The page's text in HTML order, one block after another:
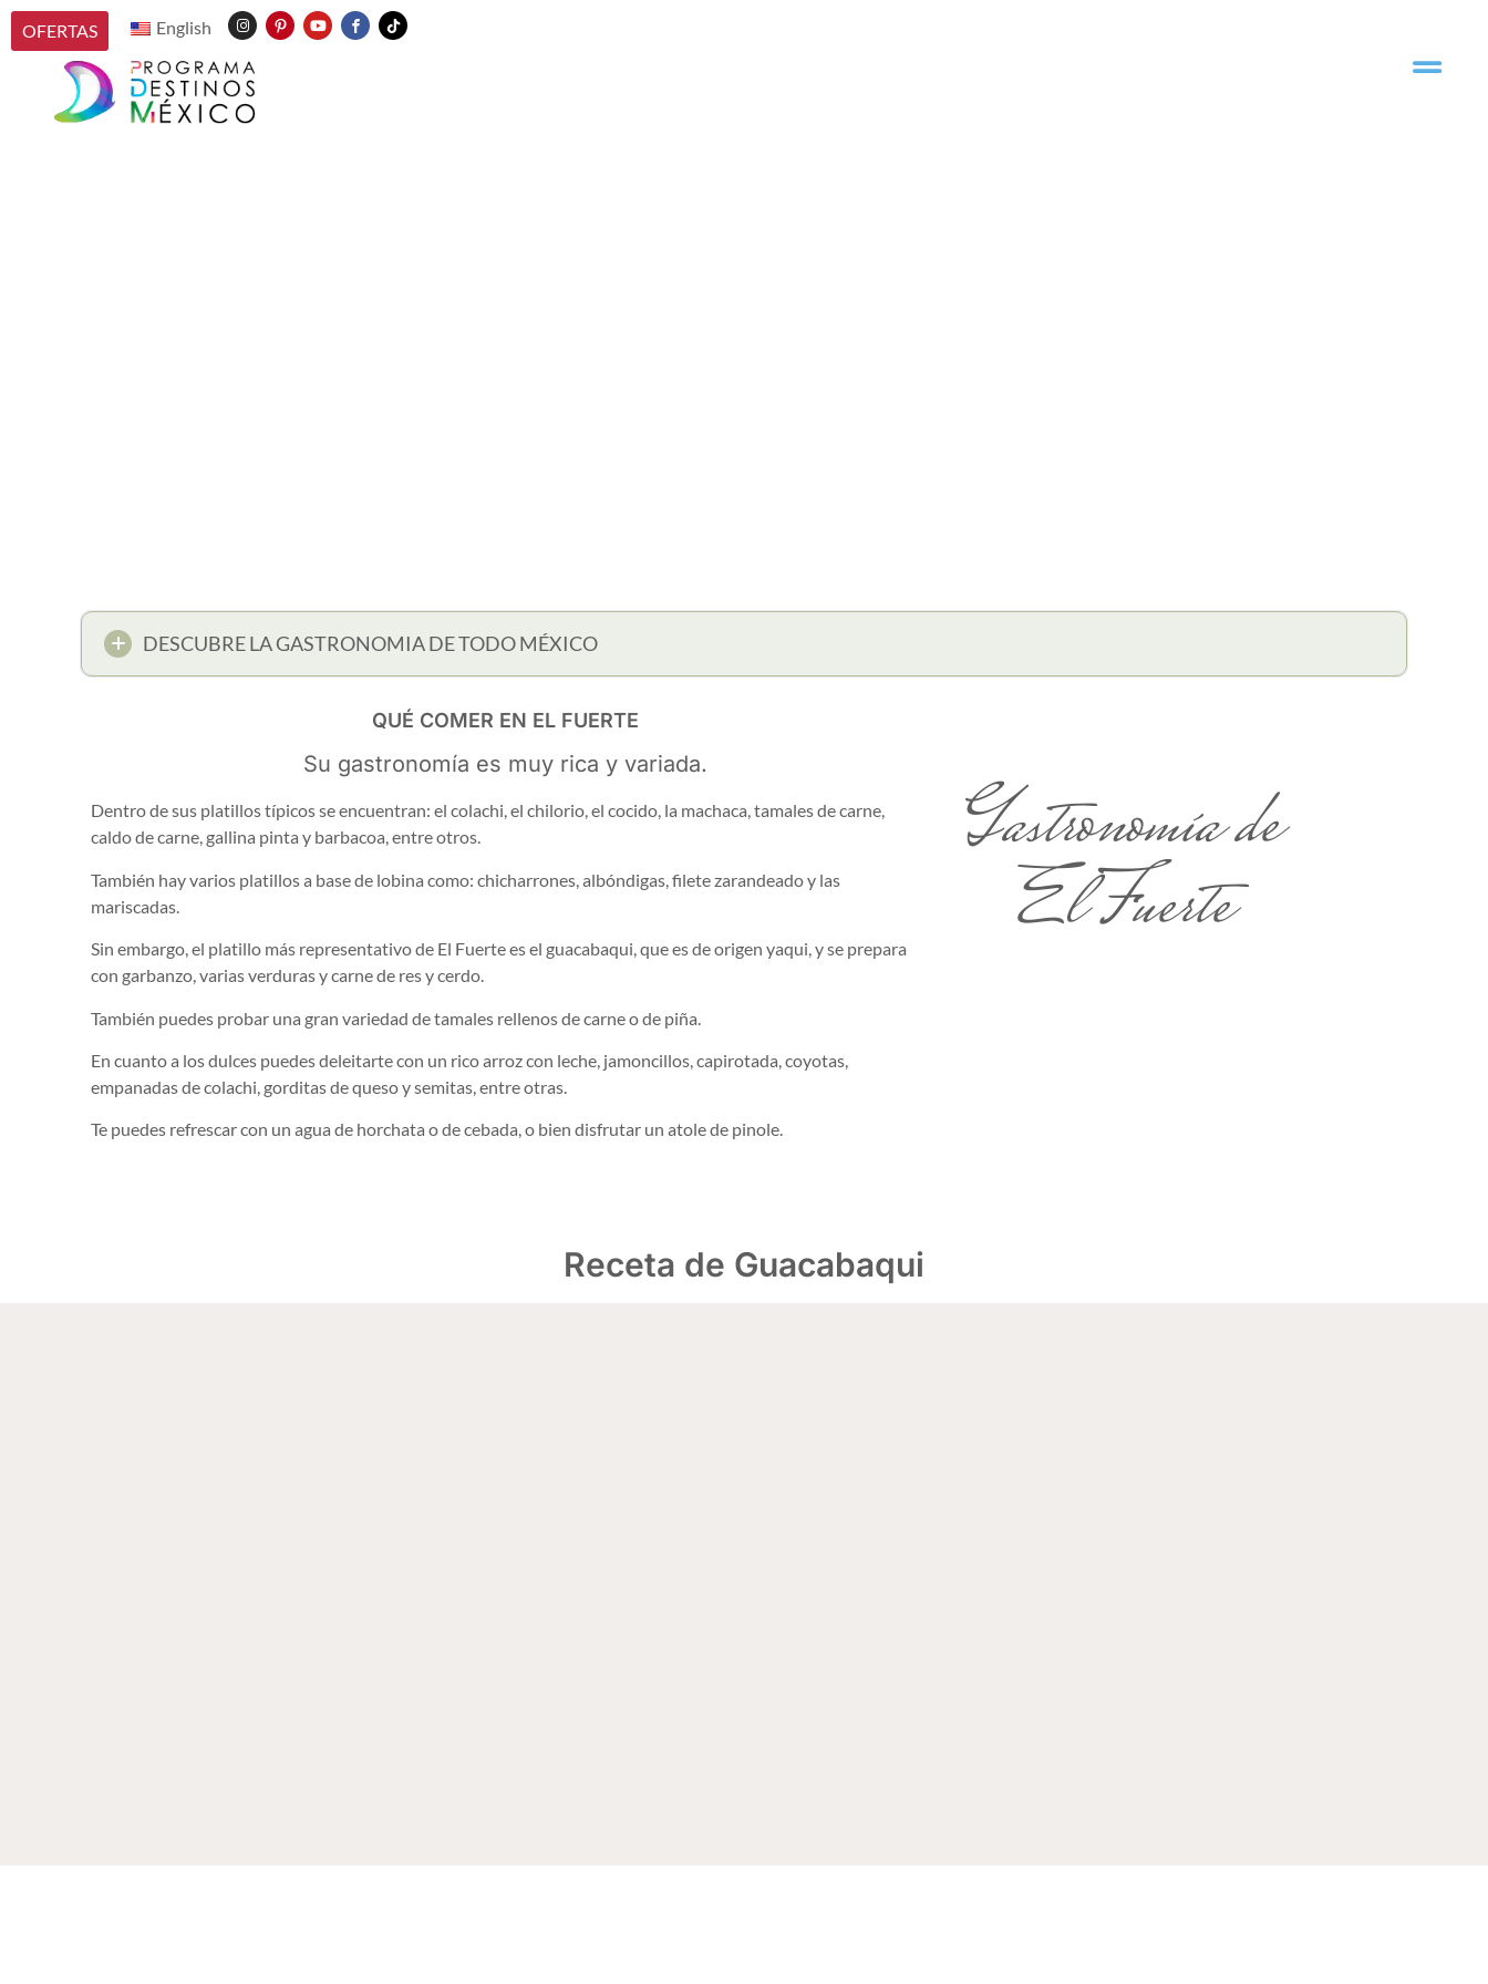
OFERTAS English
DESCUBRE LA GASTRONOMIA DE TODO MÉXICO
QUÉ COMER EN EL FUERTE
Su gastronomía es muy rica y variada.
Dentro de sus platillos típicos se encuentran: el colachi, el chilorio, el cocido, la machaca, tamales de carne,
caldo de carne, gallina pinta y barbacoa, entre otros.
También hay varios platillos a base de lobina como: chicharrones, albóndigas, filete zarandeado y las
mariscadas.
Sin embargo, el platillo más representativo de El Fuerte es el guacabaqui, que es de origen yaqui, y se prepara
con garbanzo, varias verduras y carne de res y cerdo.
También puedes probar una gran variedad de tamales rellenos de carne o de piña.
En cuanto a los dulces puedes deleitarte con un rico arroz con leche, jamoncillos, capirotada, coyotas,
empanadas de colachi, gorditas de queso y semitas, entre otras.
Te puedes refrescar con un agua de horchata o de cebada, o bien disfrutar un atole de pinole.
Gastronomía de
El Fuerte
Receta de Guacabaqui